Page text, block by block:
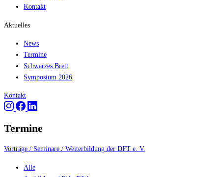
Kontakt
Aktuelles
News
Termine
Schwarzes Brett
Symposium 2026
Kontakt
Termine
Vorträge / Seminare / Weiterbildung der DFT e. V.
Alle